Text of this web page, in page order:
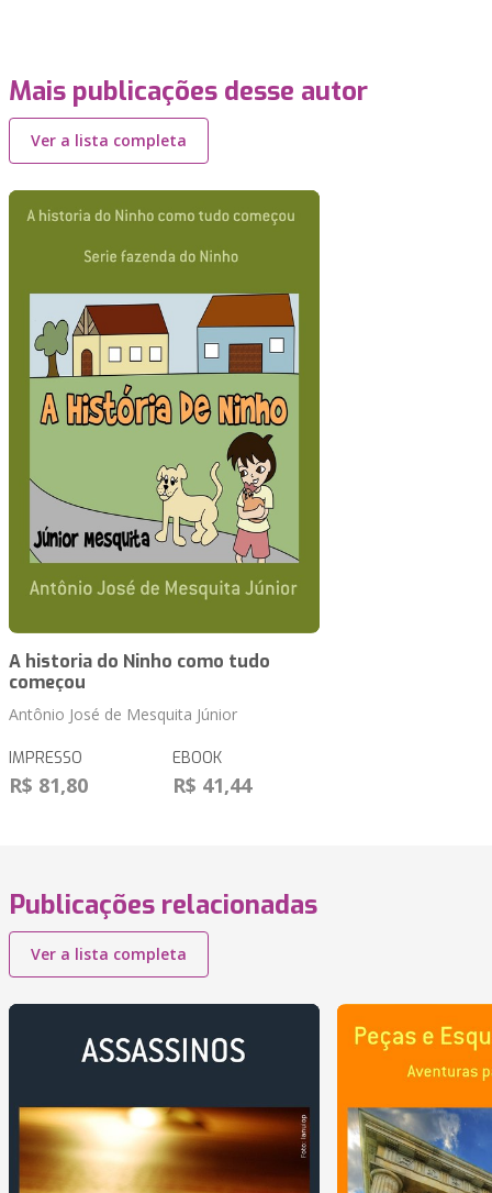
Mais publicações desse autor
Ver a lista completa
A historia do Ninho como tudo
começou
Antônio José de Mesquita Júnior
IMPRESSO
R$ 81,80
EBOOK
R$ 41,44
Publicações relacionadas
Ver a lista completa